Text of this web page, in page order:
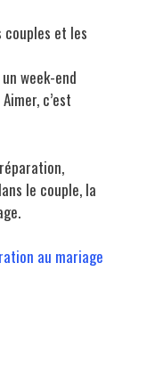
couples et les
week-end
c’est
le couple, la
au mariage